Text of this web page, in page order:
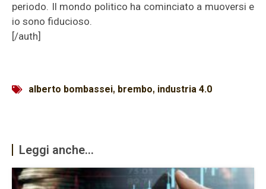
periodo. Il mondo politico ha cominciato a muoversi e
io sono fiducioso.
[/auth]
alberto bombassei, brembo, industria 4.0
Leggi anche...